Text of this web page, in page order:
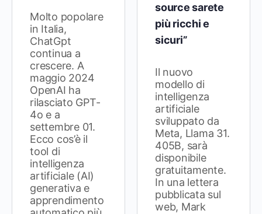
Molto popolare
in Italia,
ChatGpt
continua a
crescere. A
maggio 2024
OpenAI ha
rilasciato GPT-
4o e a
settembre 01.
Ecco cos’è il
tool di
intelligenza
artificiale (AI)
generativa e
apprendimento
source sarete
più ricchi e
sicuri”
Il nuovo
modello di
intelligenza
artificiale
sviluppato da
Meta, Llama 31.
405B, sarà
disponibile
gratuitamente.
In una lettera
pubblicata sul
web, Mark